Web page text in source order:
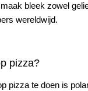
bleek zowel
wereldwijd.
pizza?
pizza te doen is